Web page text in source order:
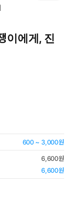
이에게, 진
600 ~ 3,000원
6,600원
6,600원